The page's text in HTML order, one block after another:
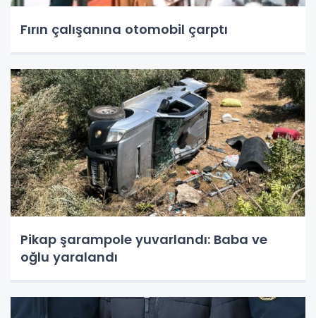
Fırın çalışanına otomobil çarptı
Pikap şarampole yuvarlandı: Baba ve
oğlu yaralandı